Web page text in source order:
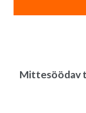
Mittesöödav